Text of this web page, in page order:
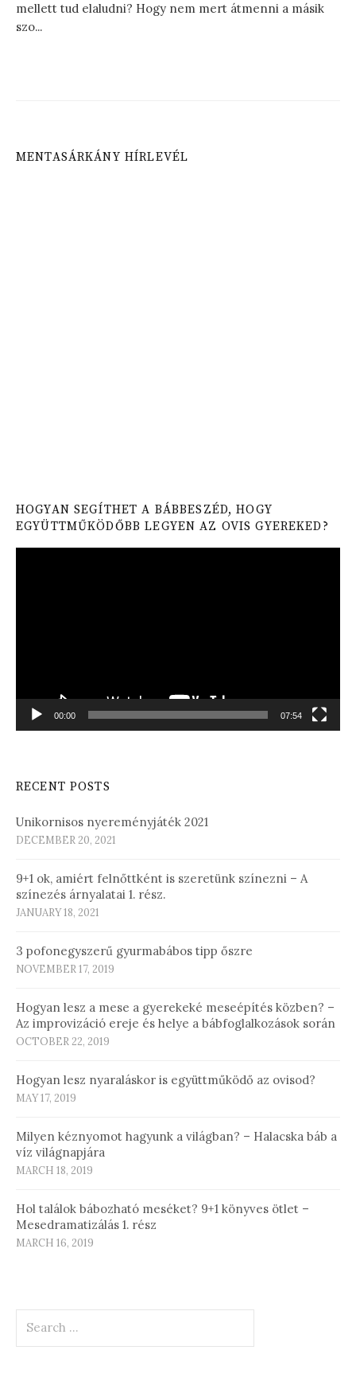
mellett tud elaludni? Hogy nem mert átmenni a másik
szo...
MENTASÁRKÁNY HÍRLEVÉL
HOGYAN SEGÍTHET A BÁBBESZÉD, HOGY
EGYÜTTMŰKÖDŐBB LEGYEN AZ OVIS GYEREKED?
00:00 07:54
RECENT POSTS
Unikornisos nyereményjáték 2021
DECEMBER 20, 2021
9+1 ok, amiért felnőttként is szeretünk színezni – A
színezés árnyalatai 1. rész.
JANUARY 18, 2021
3 pofonegyszerű gyurmabábos tipp őszre
NOVEMBER 17, 2019
Hogyan lesz a mese a gyerekeké meseépítés közben? –
Az improvizáció ereje és helye a bábfoglalkozások során
OCTOBER 22, 2019
Hogyan lesz nyaraláskor is együttműködő az ovisod?
MAY 17, 2019
Milyen kéznyomot hagyunk a világban? – Halacska báb a
víz világnapjára
MARCH 18, 2019
Hol találok bábozható meséket? 9+1 könyves ötlet –
Mesedramatizálás 1. rész
MARCH 16, 2019
for: